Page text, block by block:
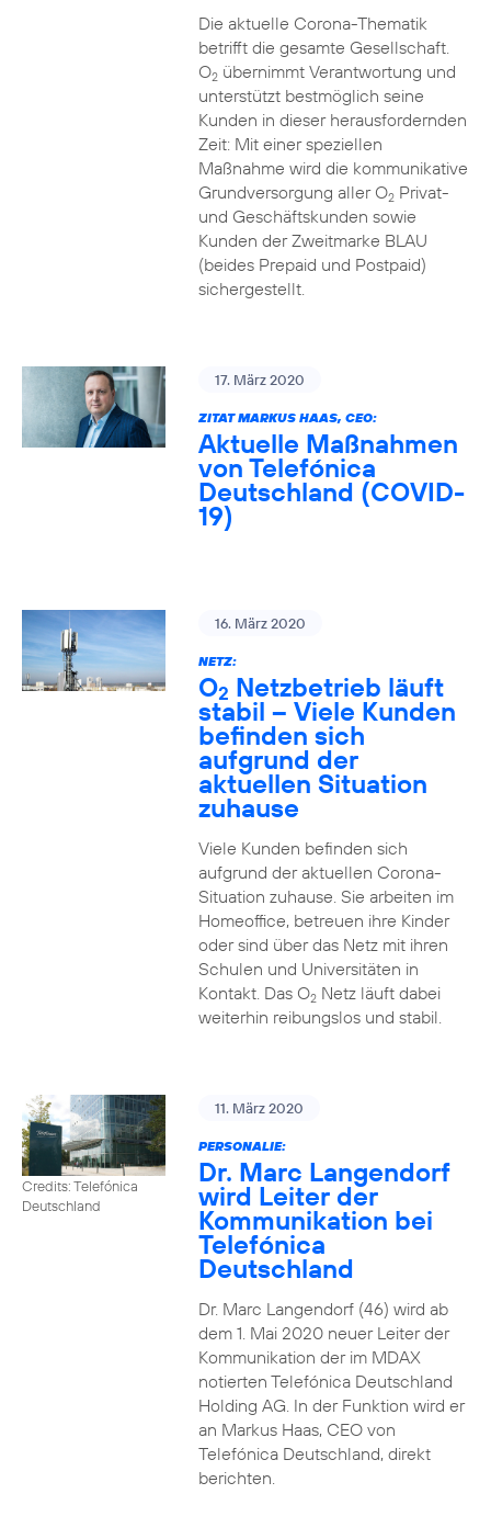
Die aktuelle Corona-Thematik
betrifft die gesamte Gesellschaft.
O2übernimmt Verantwortung und
unterstützt bestmöglich seine
Kunden in dieser herausfordernden
Zeit: Mit einer speziellen
Maßnahme wird die kommunikative
Grundversorgung aller O2Privat-
und Geschäftskunden sowie
Kunden der Zweitmarke BLAU
(beides Prepaid und Postpaid)
sichergestellt.
17. März 2020
ZITAT MARKUS HAAS, CEO:
Aktuelle Maßnahmen
von Telefónica
Deutschland (COVID-
19)
16. März 2020
NETZ:
O2 Netzbetrieb läuft
stabil – Viele Kunden
befinden sich
aufgrund der
aktuellen Situation
zuhause
Viele Kunden befinden sich
aufgrund der aktuellen Corona-
Situation zuhause. Sie arbeiten im
Homeoffice, betreuen ihre Kinder
oder sind über das Netz mit ihren
Schulen und Universitäten in
Kontakt. Das O2Netz läuft dabei
weiterhin reibungslos und stabil.
Credits: Telefónica
Deutschland
11. März 2020
PERSONALIE:
Dr. Marc Langendorf
wird Leiter der
Kommunikation bei
Telefónica
Deutschland
Dr. Marc Langendorf (46) wird ab
dem 1. Mai 2020 neuer Leiter der
Kommunikation der im MDAX
notierten Telefónica Deutschland
Holding AG. In der Funktion wird er
an Markus Haas, CEO von
Telefónica Deutschland, direkt
berichten.